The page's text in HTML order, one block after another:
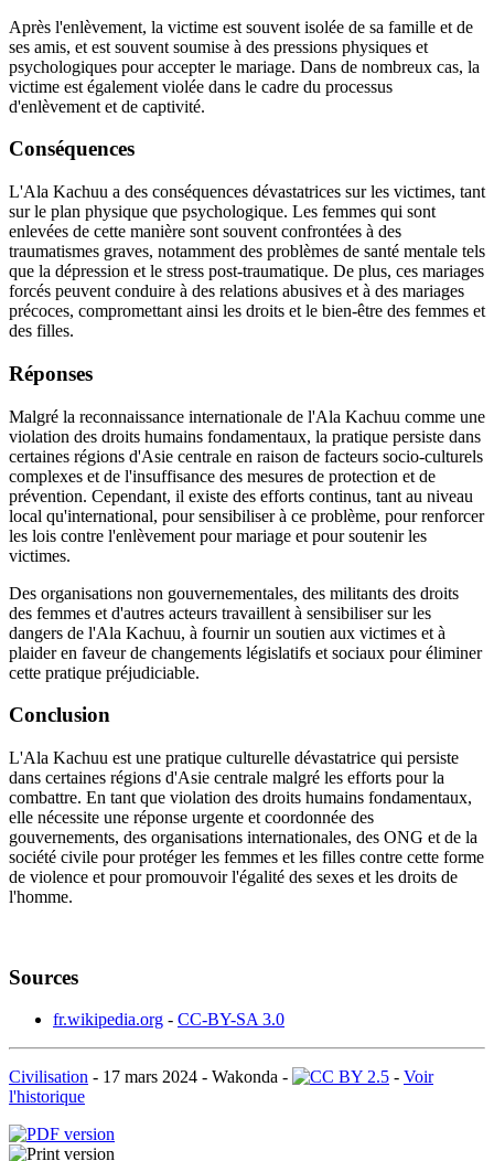
Après l'enlèvement, la victime est souvent isolée de sa famille et de
ses amis, et est souvent soumise à des pressions physiques et
psychologiques pour accepter le mariage. Dans de nombreux cas, la
victime est également violée dans le cadre du processus
d'enlèvement et de captivité.
Conséquences
L'Ala Kachuu a des conséquences dévastatrices sur les victimes, tant
sur le plan physique que psychologique. Les femmes qui sont
enlevées de cette manière sont souvent confrontées à des
traumatismes graves, notamment des problèmes de santé mentale tels
que la dépression et le stress post-traumatique. De plus, ces mariages
forcés peuvent conduire à des relations abusives et à des mariages
précoces, compromettant ainsi les droits et le bien-être des femmes et
des filles.
Réponses
Malgré la reconnaissance internationale de l'Ala Kachuu comme une
violation des droits humains fondamentaux, la pratique persiste dans
certaines régions d'Asie centrale en raison de facteurs socio-culturels
complexes et de l'insuffisance des mesures de protection et de
prévention. Cependant, il existe des efforts continus, tant au niveau
local qu'international, pour sensibiliser à ce problème, pour renforcer
les lois contre l'enlèvement pour mariage et pour soutenir les
victimes.
Des organisations non gouvernementales, des militants des droits
des femmes et d'autres acteurs travaillent à sensibiliser sur les
dangers de l'Ala Kachuu, à fournir un soutien aux victimes et à
plaider en faveur de changements législatifs et sociaux pour éliminer
cette pratique préjudiciable.
Conclusion
L'Ala Kachuu est une pratique culturelle dévastatrice qui persiste
dans certaines régions d'Asie centrale malgré les efforts pour la
combattre. En tant que violation des droits humains fondamentaux,
elle nécessite une réponse urgente et coordonnée des
gouvernements, des organisations internationales, des ONG et de la
société civile pour protéger les femmes et les filles contre cette forme
de violence et pour promouvoir l'égalité des sexes et les droits de
l'homme.
Sources
fr.wikipedia.org - CC-BY-SA 3.0
Civilisation - 17 mars 2024 - Wakonda - - Voir
l'historique